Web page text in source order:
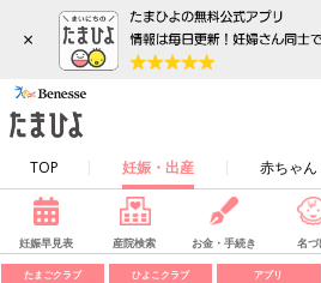
×
TOP 妊娠・出産 赤ちゃ
妊娠早見表 産院検索 お金・手続き 名づ
たまごクラブ ひよこクラブ アプリ